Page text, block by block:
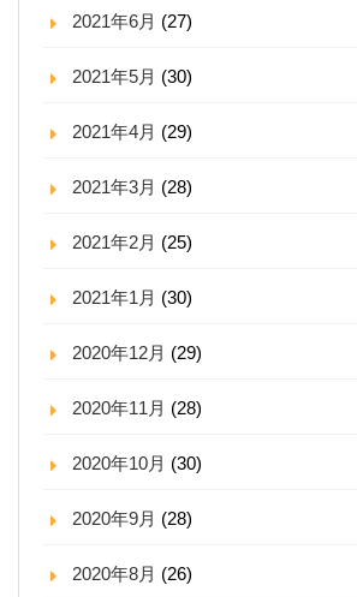
2021年6月 (27)
2021年5月 (30)
2021年4月 (29)
2021年3月 (28)
2021年2月 (25)
2021年1月 (30)
2020年12月 (29)
2020年11月 (28)
2020年10月 (30)
2020年9月 (28)
2020年8月 (26)